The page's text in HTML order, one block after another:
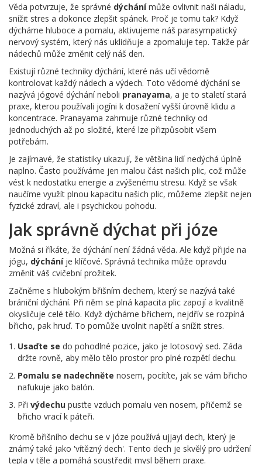
Věda potvrzuje, že správné dýchánímůže ovlivnit naši náladu,
snížit stres a dokonce zlepšit spánek. Proč je tomu tak? Když
dýcháme hluboce a pomalu, aktivujeme náš parasympatický
nervový systém, který nás uklidňuje a zpomaluje tep. Takže pár
nádechů může změnit celý náš den.
Existují různé techniky dýchání, které nás učí vědomě
kontrolovat každý nádech a výdech. Toto vědomé dýchání se
nazývá jógové dýchání neboli pranayama, a je to staletí stará
praxe, kterou používali jogíni k dosažení vyšší úrovně klidu a
koncentrace. Pranayama zahrnuje různé techniky od
jednoduchých až po složité, které lze přizpůsobit všem
potřebám.
Je zajímavé, že statistiky ukazují, že většina lidí nedýchá úplně
naplno. Často používáme jen malou část našich plic, což může
vést k nedostatku energie a zvýšenému stresu. Když se však
naučíme využít plnou kapacitu našich plic, můžeme zlepšit nejen
fyzické zdraví, ale i psychickou pohodu.
Jak správně dýchat při józe
Možná si říkáte, že dýchání není žádná věda. Ale když přijde na
jógu, dýcháníje klíčové. Správná technika může opravdu
změnit váš cvičební prožitek.
Začněme s hlubokým břišním dechem, který se nazývá také
brániční dýchání. Při něm se plná kapacita plic zapojí a kvalitně
okysličuje celé tělo. Když dýcháme břichem, nejdřív se rozpíná
břicho, pak hruď. To pomůže uvolnit napětí a snížit stres.
Usaďte se do pohodlné pozice, jako je lotosový sed. Záda
držte rovně, aby mělo tělo prostor pro plné rozpětí dechu.
Pomalu se nadechněte nosem, pocítíte, jak se vám břicho
nafukuje jako balón.
Při výdechu pusťte vzduch pomalu ven nosem, přičemž se
břicho vrací k páteři.
Kromě břišního dechu se v józe používá ujjayi dech, který je
známý také jako 'vítězný dech'. Tento dech je skvělý pro udržení
tepla v těle a pomáhá soustředit mysl během praxe.